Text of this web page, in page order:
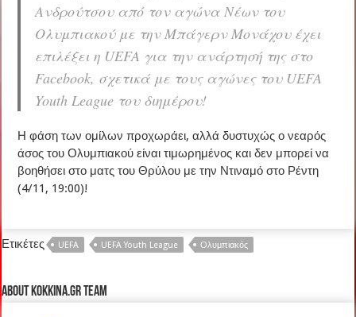
Ανδρούτσου από τον αγώνα Νέων του
Ολυμπιακού με την Μπάγερν Μονάχου έχει
επιλέξει η UEFA για την ανάρτησή της στο
Facebook, σχετικά με τους αγώνες του UEFA
Youth League του διημέρου!
Η φάση των ομίλων προχωράει, αλλά δυστυχώς ο νεαρός
άσος του Ολυμπιακού είναι τιμωρημένος και δεν μπορεί να
βοηθήσει στο ματς του Θρύλου με την Ντιναμό στο Ρέντη
(4/11, 19:00)!
Ετικέτες UEFA UEFA Youth League Ολυμπιακός
About kokkina.gr TEAM